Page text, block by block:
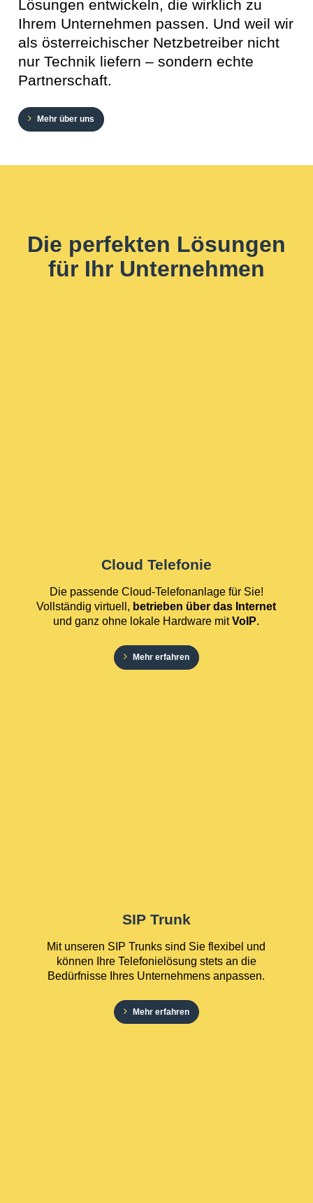
Lösungen entwickeln, die wirklich zu
Ihrem Unternehmen passen. Und weil wir
als österreichischer Netzbetreiber nicht
nur Technik liefern – sondern echte
Partnerschaft.
Mehr über uns
Die perfekten Lösungen
für Ihr Unternehmen
Cloud Telefonie
Die passende Cloud-Telefonanlage für Sie!
Vollständig virtuell, betrieben über das Internet
und ganz ohne lokale Hardware mitVoIP.
Mehr erfahren
SIP Trunk
Mit unseren SIP Trunks sind Sie flexibel und
können Ihre Telefonielösung stets an die
Bedürfnisse Ihres Unternehmens anpassen.
Mehr erfahren